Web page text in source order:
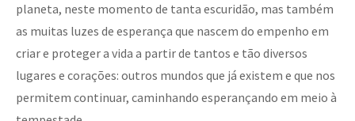
planeta, neste momento de tanta escuridão, mas também
as muitas luzes de esperança que nascem do empenho em
criar e proteger a vida a partir de tantos e tão diversos
lugares e corações: outros mundos que já existem e que nos
permitem continuar, caminhando esperançando em meio à